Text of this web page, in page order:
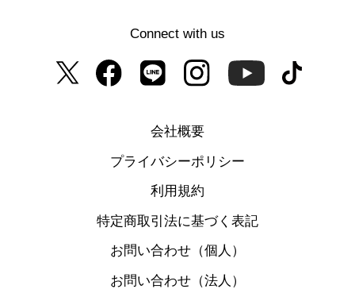
Connect with us
会社概要
プライバシーポリシー
利用規約
特定商取引法に基づく表記
お問い合わせ（個人）
お問い合わせ（法人）